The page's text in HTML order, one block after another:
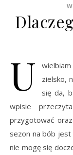
U
zielsko,
się da,
wpisie
przygotować
sezon na bób jest
nie mogę się